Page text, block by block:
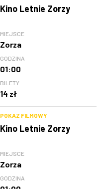
Kino Letnie Zorzy
MIEJSCE
Zorza
GODZINA
01:00
BILETY
14 zł
POKAZ FILMOWY
Kino Letnie Zorzy
MIEJSCE
Zorza
GODZINA